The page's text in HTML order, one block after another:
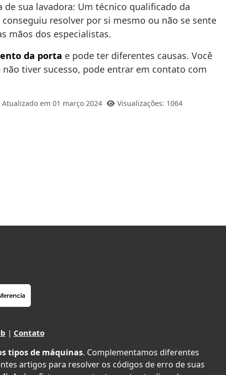
sua lavadora: Um técnico qualificado da
resolver por si mesmo ou não se sente
mãos dos especialistas.
da porta e pode ter diferentes causas. Você
tiver sucesso, pode entrar em contato com
Atualizado em 01 março 2024 Visualizações: 1064
| Contato
tipos de máquinas. Complementamos diferentes
artigos para resolver os códigos de erro de suas